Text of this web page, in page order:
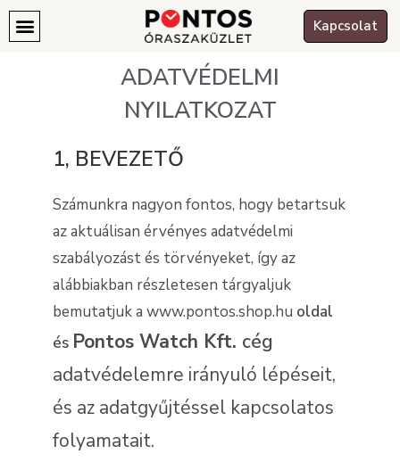
Kapcsolat
ADATVÉDELMI
NYILATKOZAT
1, BEVEZETŐ
Számunkra nagyon fontos, hogy betartsuk
az aktuálisan érvényes adatvédelmi
szabályozást és törvényeket, így az
alábbiakban részletesen tárgyaljuk
bemutatjuk a www.pontos.shop.hu oldal
és Pontos Watch Kft. cég
adatvédelemre irányuló lépéseit,
és az adatgyűjtéssel kapcsolatos
folyamatait.